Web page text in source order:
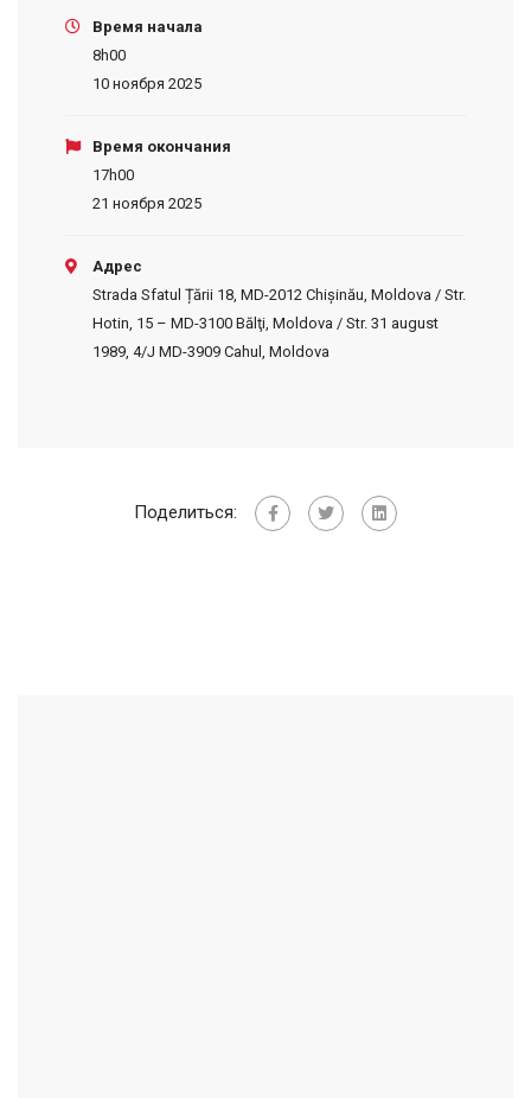
Время начала
8h00
10 ноября 2025
Время окончания
17h00
21 ноября 2025
Адрес
Strada Sfatul Țării 18, MD-2012 Chișinău, Moldova / Str.
Hotin, 15 – MD-3100 Bălţi, Moldova / Str. 31 august
1989, 4/J MD-3909 Cahul, Moldova
Поделиться: